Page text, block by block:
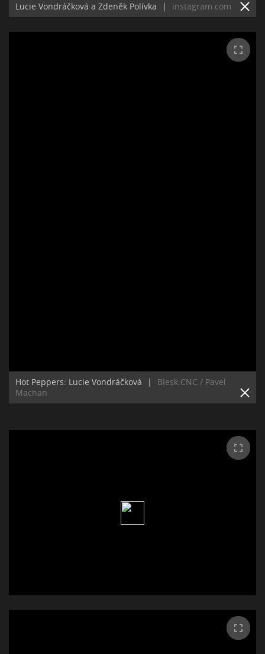
Lucie Vondráčková a Zdeněk Polívka | instagram.com
Hot Peppers: Lucie Vondráčková |
Blesk:CNC / Pavel
Machan